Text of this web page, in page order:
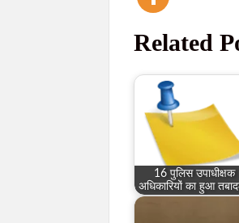
Related
16 पुलिस उपाधीक्षक
अधिकारियों का हुआ